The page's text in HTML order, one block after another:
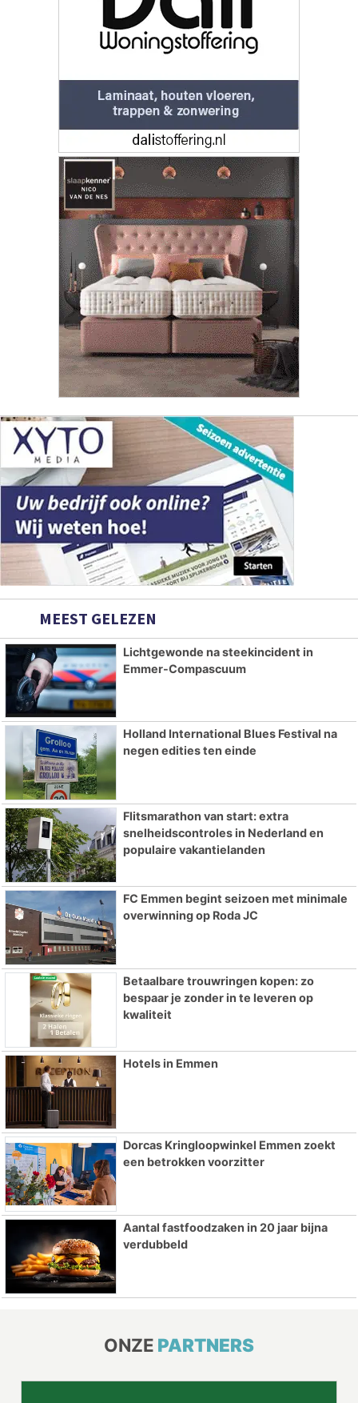
MEEST GELEZEN
Lichtgewonde na steekincident in
Emmer-Compascuum
Holland International Blues Festival na
negen edities ten einde
Flitsmarathon van start: extra
snelheidscontroles in Nederland en
populaire vakantielanden
FC Emmen begint seizoen met minimale
overwinning op Roda JC
Betaalbare trouwringen kopen: zo
bespaar je zonder in te leveren op
kwaliteit
Hotels in Emmen
Dorcas Kringloopwinkel Emmen zoekt
een betrokken voorzitter
Aantal fastfoodzaken in 20 jaar bijna
verdubbeld
ONZE PARTNERS